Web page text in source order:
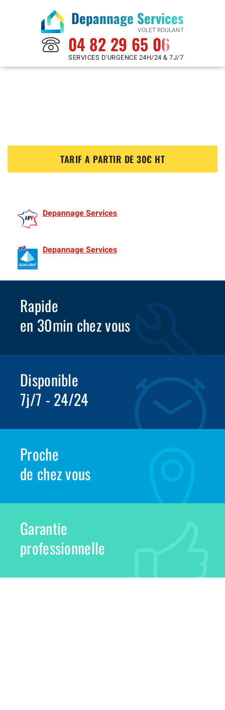
Depannage Services
VOLET ROULANT
04 82 29 65 06
SERVICES D'URGENCE 24H/24 & 7J/7
TARIF A PARTIR DE 30€ HT
Depannage Services
Depannage Services
Rapide
en 30min chez vous
Disponible
7j/7 - 24/24
Proche
de chez vous
Garantie
professionnelle